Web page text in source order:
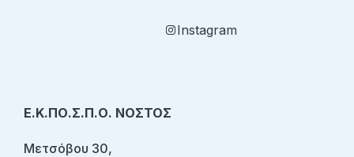
Instagram
Ε.Κ.ΠΟ.Σ.Π.Ο. ΝΟΣΤΟΣ
Μετσόβου 30,